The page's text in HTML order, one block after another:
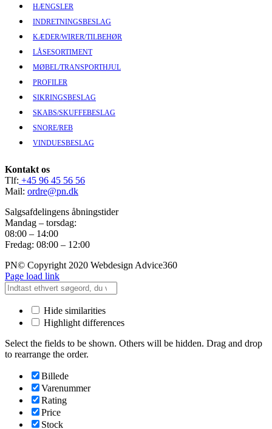
HÆNGSLER
INDRETNINGSBESLAG
KÆDER/WIRER/TILBEHØR
LÅSESORTIMENT
MØBEL/TRANSPORTHJUL
PROFILER
SIKRINGSBESLAG
SKABS/SKUFFEBESLAG
SNORE/REB
VINDUESBESLAG
Kontakt os
Tlf: +45 96 45 56 56
Mail: ordre@pn.dk
Salgsafdelingens åbningstider
Mandag – torsdag:
08:00 – 14:00
Fredag: 08:00 – 12:00
PN© Copyright 2020 Webdesign Advice360
Page load link
Hide similarities
Highlight differences
Select the fields to be shown. Others will be hidden. Drag and drop
to rearrange the order.
Billede
Varenummer
Rating
Price
Stock